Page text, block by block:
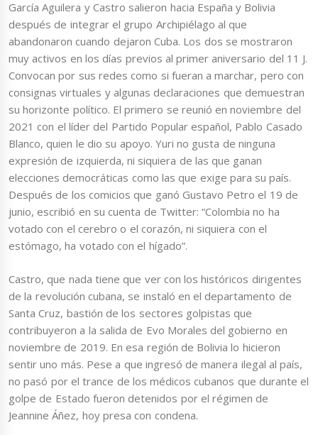
García Aguilera y Castro salieron hacia España y Bolivia
después de integrar el grupo Archipiélago al que
abandonaron cuando dejaron Cuba. Los dos se mostraron
muy activos en los días previos al primer aniversario del 11 J.
Convocan por sus redes como si fueran a marchar, pero con
consignas virtuales y algunas declaraciones que demuestran
su horizonte político. El primero se reunió en noviembre del
2021 con el líder del Partido Popular español, Pablo Casado
Blanco, quien le dio su apoyo. Yuri no gusta de ninguna
expresión de izquierda, ni siquiera de las que ganan
elecciones democráticas como las que exige para su país.
Después de los comicios que ganó Gustavo Petro el 19 de
junio, escribió en su cuenta de Twitter: “Colombia no ha
votado con el cerebro o el corazón, ni siquiera con el
estómago, ha votado con el hígado”.
Castro, que nada tiene que ver con los históricos dirigentes
de la revolución cubana, se instaló en el departamento de
Santa Cruz, bastión de los sectores golpistas que
contribuyeron a la salida de Evo Morales del gobierno en
noviembre de 2019. En esa región de Bolivia lo hicieron
sentir uno más. Pese a que ingresó de manera ilegal al país,
no pasó por el trance de los médicos cubanos que durante el
golpe de Estado fueron detenidos por el régimen de
Jeannine Áñez, hoy presa con condena.